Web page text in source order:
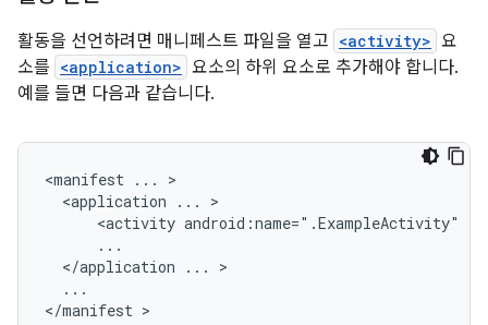
활동을 선언하려면 매니페스트 파일을 열고 <activity> 요
소를 <application> 요소의 하위 요소로 추가해야 합니다.
예를 들면 다음과 같습니다.
<manifest ...
<application
...
<activity android:name=".ExampleActivity"
</application
...
...
</manifest